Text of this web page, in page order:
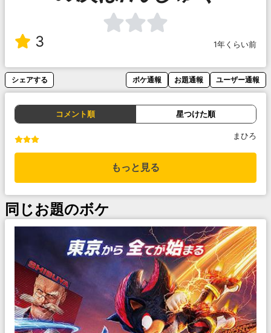
3 1年くらい前
シェアする ボケ通報 お題通報 ユーザー通報
コメント順 星つけた順
まひろ
もっと見る
同じお題のボケ